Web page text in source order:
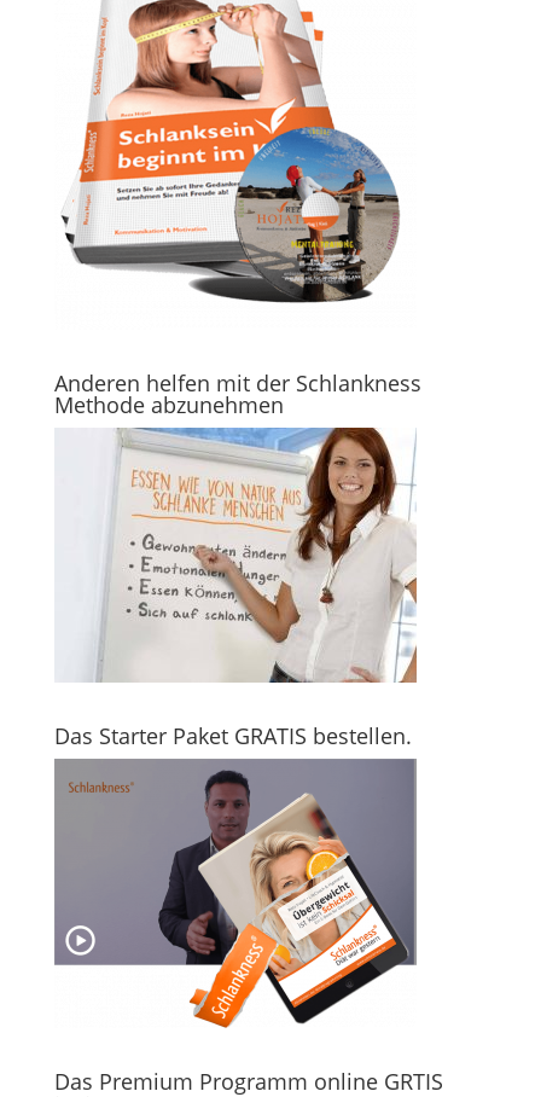
Anderen helfen mit der Schlankness
Methode abzunehmen
Das Starter Paket GRATIS bestellen.
Das Premium Programm online GRTIS